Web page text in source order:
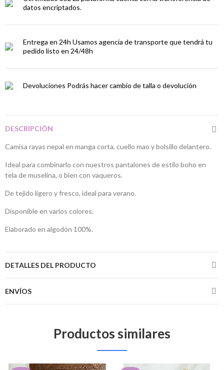
datos encriptados.
Entrega en 24h Usamos agencia de transporte que tendrá tu
pedido listo en 24/48h
Devoluciones Podrás hacer cambio de talla o devolución
DESCRIPCIÓN
Camisa rayas nepal en manga corta, cuello mao y bolsillo delantero.
Ideal para combinarlo con nuestros pantalones de estilo boho en
tela de muselina, o bien con vaqueros.
De tejido ligero y fresco, ideal para verano.
Disponible en varios colores.
Elaborado en algodón 100%.
DETALLES DEL PRODUCTO
ENVÍOS
Productos similares